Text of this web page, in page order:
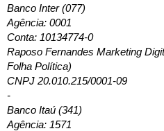
Banco Inter (077)
Agência: 0001
Conta: 10134774-0
Raposo Fernandes Marketing
Folha Política)
CNPJ 20.010.215/0001-09
-
Banco Itaú (341)
Agência: 1571